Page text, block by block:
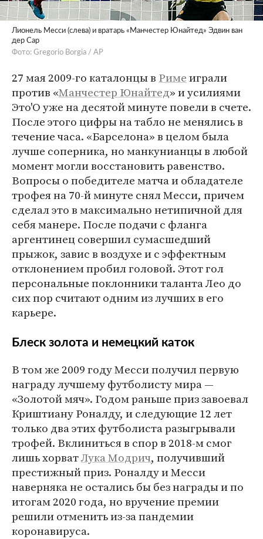
Лионель Месси (слева) и вратарь «Манчестер Юнайтед» Эдвин ван
дер Сар
Фото: Gregorio Borgia / AP
27 мая 2009-го каталонцы в Римеиграли
против «Манчестер Юнайтед» и усилиями
Это'О уже на десятой минуте повели в счете.
После этого цифры на табло не менялись в
течение часа. «Барселона» в целом была
лучше соперника, но манкунианцы в любой
момент могли восстановить равенство.
Вопросы о победителе матча и обладателе
трофея на 70-й минуте снял Месси, причем
сделал это в максимально нетипичной для
себя манере. После подачи с фланга
аргентинец совершил сумасшедший
прыжок, завис в воздухе и с эффектным
отклонением пробил головой. Этот гол
персональные поклонники таланта Лео до
сих пор считают одним из лучших в его
карьере.
Блеск золота и немецкий каток
В том же 2009 году Месси получил первую
награду лучшему футболисту мира —
«Золотой мяч». Годом раньше приз завоевал
Криштиану Роналду, и следующие 12 лет
только два этих футболиста разыгрывали
трофей. Вклиниться в спор в 2018-м смог
лишь хорватЛука Модрич, получивший
престижный приз. Роналду и Месси
наверняка не остались бы без награды и по
итогам 2020 года, но вручение премии
решили отменить из-за пандемии
коронавируса.